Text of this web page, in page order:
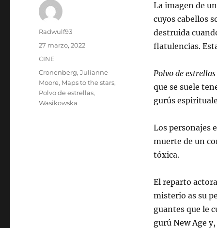
La imagen de
cuyos cabellos
destruida
flatulencias.
Polvo de estrellas
que se suele
gurús
Los personajes
muerte de un
tóxica.
El reparto
misterio as su
guantes que le
gurú New Age
Autor
Radwulf93
Publicado
27 marzo, 2022
Categorías
CINE
Etiquetas
Cronenberg,Julianne
Moore, Maps to the stars,
Polvo de estrellas,
Wasikowska